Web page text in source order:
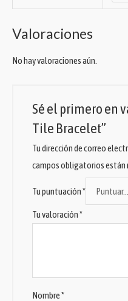
Valoraciones
No hay valoraciones aún.
Sé el primero en
Tile Bracelet”
Tu dirección de correo
campos obligatorios están
Tu puntuación*
Tu valoración*
Nombre*